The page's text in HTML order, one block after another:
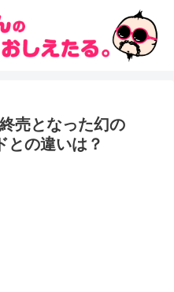
売となった幻の
との違いは？